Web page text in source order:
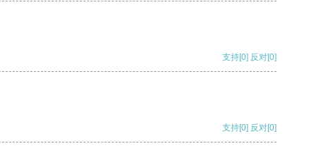
支持[0] 反对[0]
支持[0] 反对[0]